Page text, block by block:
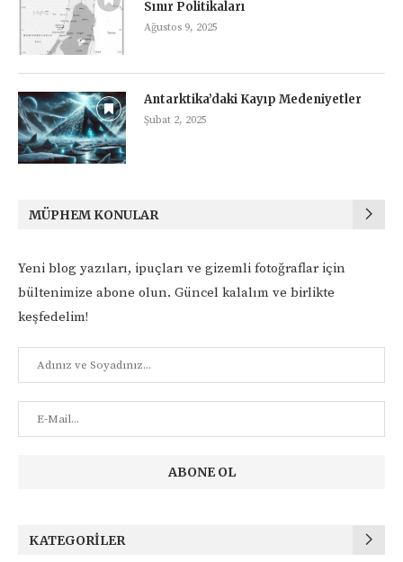
Sınır Politikaları
Ağustos 9, 2025
Antarktika’daki Kayıp Medeniyetler
Şubat 2, 2025
MÜPHEM KONULAR
Yeni blog yazıları, ipuçları ve gizemli fotoğraflar için
bültenimize abone olun. Güncel kalalım ve birlikte
keşfedelim!
KATEGORILER